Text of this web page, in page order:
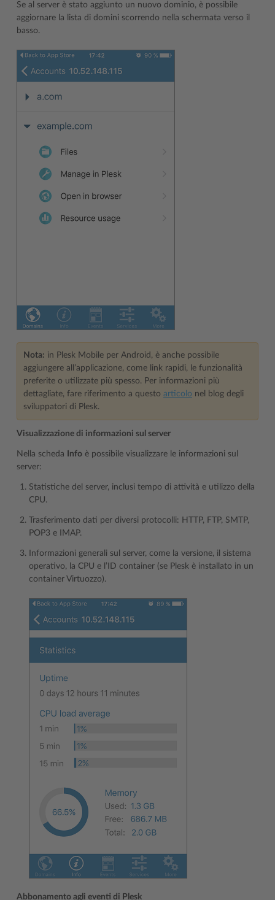
Se al server è stato aggiunto un nuovo dominio, è possibile
aggiornare la lista di domini scorrendo nella schermata verso il
basso.
Nota: in Plesk Mobile per Android, è anche possibile
aggiungere all’applicazione, come link rapidi, le funzionalità
preferite o utilizzate più spesso. Per informazioni più
dettagliate, fare riferimento a questo articolo nel blog degli
sviluppatori di Plesk.
Visualizzazione di informazioni sul server
Nella scheda Info è possibile visualizzare le informazioni sul
server:
Statistiche del server, inclusi tempo di attività e utilizzo della
CPU.
Trasferimento dati per diversi protocolli: HTTP, FTP, SMTP,
POP3 e IMAP.
Informazioni generali sul server, come la versione, il sistema
operativo, la CPU e l’ID container (se Plesk è installato in un
container Virtuozzo).
Abbonamento agli eventi di Plesk